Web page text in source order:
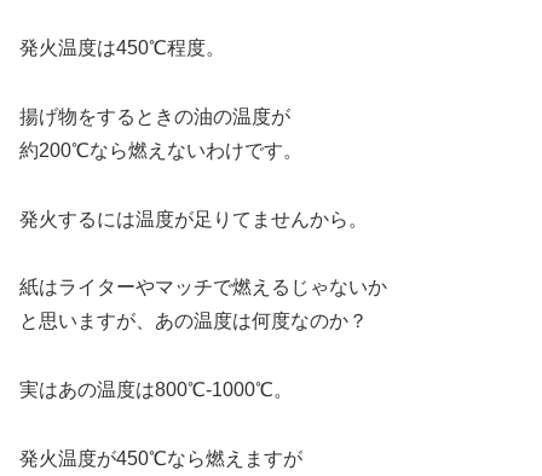
発火温度は450℃程度。
揚げ物をするときの油の温度が
約200℃なら燃えないわけです。
発火するには温度が足りてませんから。
紙はライターやマッチで燃えるじゃないか
と思いますが、あの温度は何度なのか？
実はあの温度は800℃-1000℃。
発火温度が450℃なら燃えますが